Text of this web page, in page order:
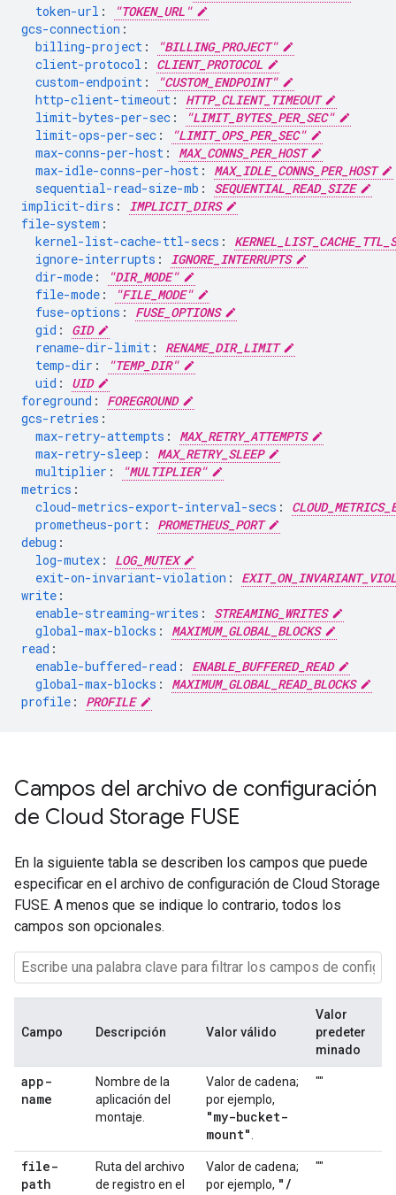
token-url :
"TOKEN_URL"
gcs-connection :
billing-project :
"BILLING_PROJECT"
client-protocol :
CLIENT_PROTOCOL
custom-endpoint :
"CUSTOM_ENDPOINT"
http-client-timeout :
HTTP_CLIENT_TIMEOUT
limit-bytes-per-sec :
"LIMIT_BYTES_PER_SEC"
limit-ops-per-sec :
"LIMIT_OPS_PER_SEC"
max-conns-per-host :
MAX_CONNS_PER_HOST
max-idle-conns-per-host :
MAX_IDLE_CONNS_PER_HOST
sequential-read-size-mb :
SEQUENTIAL_READ_SIZE
implicit-dirs :
IMPLICIT_DIRS
file-system :
kernel-list-cache-ttl-secs :
ignore-interrupts :
IGNORE_INTERRUPTS
dir-mode :
"DIR_MODE"
file-mode :
"FILE_MODE"
fuse-options :
FUSE_OPTIONS
gid :
GID
rename-dir-limit :
RENAME_DIR_LIMIT
temp-dir :
"TEMP_DIR"
uid :
UID
foreground :
FOREGROUND
gcs-retries :
max-retry-attempts :
MAX_RETRY_ATTEMPTS
max-retry-sleep :
MAX_RETRY_SLEEP
multiplier :
"MULTIPLIER"
metrics :
cloud-metrics-export-interval-secs :
prometheus-port :
PROMETHEUS_PORT
debug :
log-mutex :
LOG_MUTEX
exit-on-invariant-violation :
write :
enable-streaming-writes :
STREAMING_WRITES
global-max-blocks :
MAXIMUM_GLOBAL_BLOCKS
read :
enable-buffered-read :
ENABLE_BUFFERED_READ
global-max-blocks :
MAXIMUM_GLOBAL_READ_BLOCKS
profile : PROFILE
Campos del archivo de configuración
de Cloud Storage FUSE
En la siguiente tabla se describen los campos que puede
especificar en el archivo de configuración de Cloud Storage
FUSE. A menos que se indique lo contrario, todos los
campos son opcionales.
Campo Descripción Valor válido
Valor
predeter
minado
app-
name
Nombre de la
aplicación del
montaje.
Valor de cadena;
por ejemplo,
"my-bucket-
mount"
""
file-
path
Ruta del archivo
de registro en el
Valor de cadena;
por ejemplo, " /
""